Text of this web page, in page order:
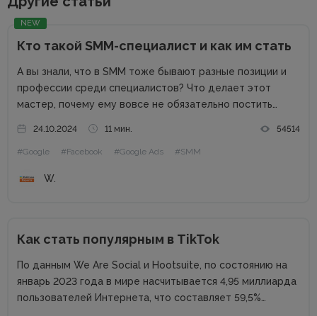
NEW
Кто такой SMM-специалист и как им стать
А вы знали, что в SMM тоже бывают разные позиции и
профессии среди специалистов? Что делает этот
мастер, почему ему вовсе не обязательно постить
репутационную пользу и деньги? В рамках наших
публикаций...
24.10.2024 11 мин. 54514
#Google #Facebook #Google Ads #SMM
W.
Как стать популярным в TikTok
По данным We Are Social и Hootsuite, по состоянию на
январь 2023 года в мире насчитывается 4,95 миллиарда
пользователей Интернета, что составляет 59,5%